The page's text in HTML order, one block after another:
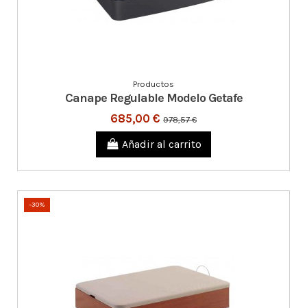
Productos
Canape Regulable Modelo Getafe
685,00 € 978,57 €
Añadir al carrito
-30%